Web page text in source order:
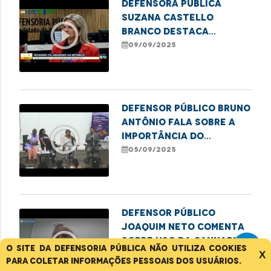
O site da Defensoria Pública não utiliza cookies
para coletar informações pessoais dos usuários.
X
play_circle_outline
Defensora pública
Suzana Castello
Branco destaca
programa de justiça
vulneráveis e reduzir
reincidência no sistema
09/09/2025
play_circle_outline
Defensor público Bruno
Antônio fala sobre a
importância do
posicionamento
violências de gênero,
05/09/2025
play_circle_outline
Defensor público
Joaquim Neto comenta
sobre uso da Cannabis
medicinal